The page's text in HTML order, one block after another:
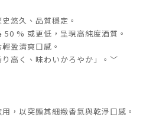
悠久、品質穩定。
50 % 或更低，呈現高純度酒質。
盈清爽口感。
高く、味わいかろやか」。﹀
，以突顯其細緻香氣與乾淨口感。